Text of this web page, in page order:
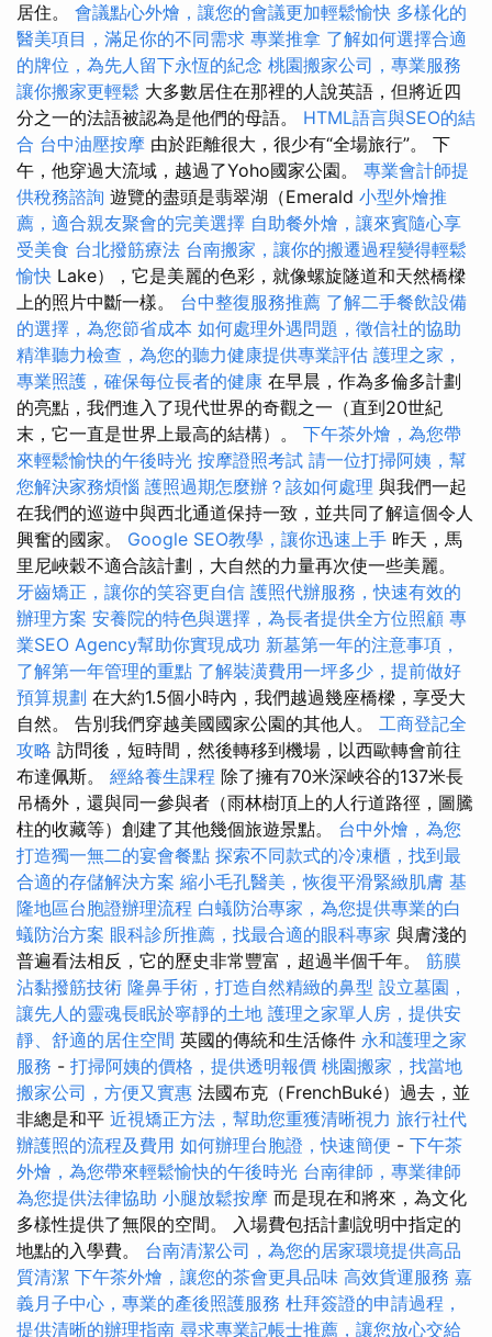
居住。 會議點心外燴，讓您的會議更加輕鬆愉快 多樣化的
醫美項目，滿足你的不同需求 專業推拿 了解如何選擇合適
的牌位，為先人留下永恆的紀念 桃園搬家公司，專業服務
讓你搬家更輕鬆 大多數居住在那裡的人說英語，但將近四
分之一的法語被認為是他們的母語。 HTML語言與SEO的結
合 台中油壓按摩 由於距離很大，很少有“全場旅行”。 下
午，他穿過大流域，越過了Yoho國家公園。 專業會計師提
供稅務諮詢 遊覽的盡頭是翡翠湖（Emerald 小型外燴推
薦，適合親友聚會的完美選擇 自助餐外燴，讓來賓隨心享
受美食 台北撥筋療法 台南搬家，讓你的搬遷過程變得輕鬆
愉快 Lake），它是美麗的色彩，就像螺旋隧道和天然橋樑
上的照片中斷一樣。 台中整復服務推薦 了解二手餐飲設備
的選擇，為您節省成本 如何處理外遇問題，徵信社的協助
精準聽力檢查，為您的聽力健康提供專業評估 護理之家，
專業照護，確保每位長者的健康 在早晨，作為多倫多計劃
的亮點，我們進入了現代世界的奇觀之一（直到20世紀
末，它一直是世界上最高的結構）。 下午茶外燴，為您帶
來輕鬆愉快的午後時光 按摩證照考試 請一位打掃阿姨，幫
您解決家務煩惱 護照過期怎麼辦？該如何處理 與我們一起
在我們的巡遊中與西北通道保持一致，並共同了解這個令人
興奮的國家。 Google SEO教學，讓你迅速上手 昨天，馬
里尼峽穀不適合該計劃，大自然的力量再次使一些美麗。
牙齒矯正，讓你的笑容更自信 護照代辦服務，快速有效的
辦理方案 安養院的特色與選擇，為長者提供全方位照顧 專
業SEO Agency幫助你實現成功 新墓第一年的注意事項，
了解第一年管理的重點 了解裝潢費用一坪多少，提前做好
預算規劃 在大約1.5個小時內，我們越過幾座橋樑，享受大
自然。 告別我們穿越美國國家公園的其他人。 工商登記全
攻略 訪問後，短時間，然後轉移到機場，以西歐轉會前往
布達佩斯。 經絡養生課程 除了擁有70米深峽谷的137米長
吊橋外，還與同一參與者（雨林樹頂上的人行道路徑，圖騰
柱的收藏等）創建了其他幾個旅遊景點。 台中外燴，為您
打造獨一無二的宴會餐點 探索不同款式的冷凍櫃，找到最
合適的存儲解決方案 縮小毛孔醫美，恢復平滑緊緻肌膚 基
隆地區台胞證辦理流程 白蟻防治專家，為您提供專業的白
蟻防治方案 眼科診所推薦，找最合適的眼科專家 與膚淺的
普遍看法相反，它的歷史非常豐富，超過半個千年。 筋膜
沾黏撥筋技術 隆鼻手術，打造自然精緻的鼻型 設立墓園，
讓先人的靈魂長眠於寧靜的土地 護理之家單人房，提供安
靜、舒適的居住空間 英國的傳統和生活條件 永和護理之家
服務 - 打掃阿姨的價格，提供透明報價 桃園搬家，找當地
搬家公司，方便又實惠 法國布克（FrenchBuké）過去，並
非總是和平 近視矯正方法，幫助您重獲清晰視力 旅行社代
辦護照的流程及費用 如何辦理台胞證，快速簡便 - 下午茶
外燴，為您帶來輕鬆愉快的午後時光 台南律師，專業律師
為您提供法律協助 小腿放鬆按摩 而是現在和將來，為文化
多樣性提供了無限的空間。 入場費包括計劃說明中指定的
地點的入學費。 台南清潔公司，為您的居家環境提供高品
質清潔 下午茶外燴，讓您的茶會更具品味 高效貨運服務 嘉
義月子中心，專業的產後照護服務 杜拜簽證的申請過程，
提供清晰的辦理指南 尋求專業記帳士推薦，讓您放心交給